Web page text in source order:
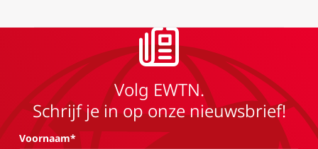
Volg EWTN.
Schrijf je in op onze nieuwsbrief!
Voornaam*